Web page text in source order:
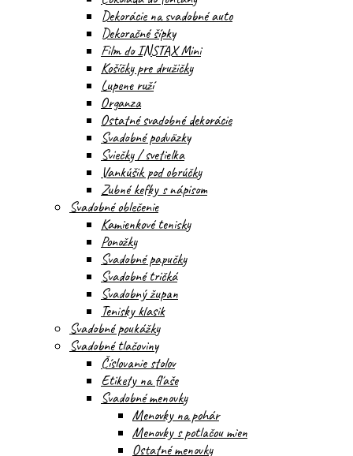
Dekorácie na svadobné auto
Dekoračné šípky
Film do INSTAX Mini
Košíčky pre družičky
Lupene ruží
Organza
Ostatné svadobné dekorácie
Svadobné podväzky
Sviečky / svetielka
Vankúšik pod obrúčky
Zubné kefky s nápisom
Svadobné oblečenie
Kamienkové tenisky
Ponožky
Svadobné papučky
Svadobné tričká
Svadobný župan
Tenisky klasik
Svadobné poukážky
Svadobné tlačoviny
Číslovanie stolov
Etikety na fľaše
Svadobné menovky
Menovky na pohár
Menovky s potlačou mien
Ostatné menovky